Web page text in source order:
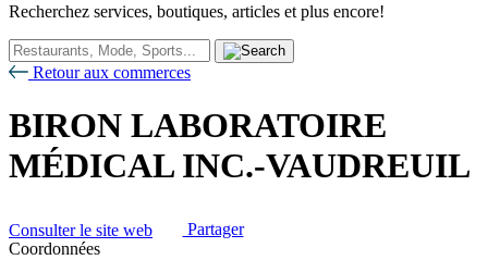
Recherchez services, boutiques, articles et plus encore!
Retour aux commerces
BIRON LABORATOIRE
MÉDICAL INC.-VAUDREUIL
Consulter le site web
Partager
Coordonnées